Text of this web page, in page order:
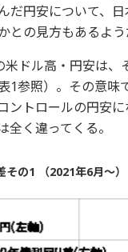
だ円安について、
との見方もあるよ
ドル高・円安は
1参照）。その意
ントロールの円安
く違ってくる。
その1 （2021年6月～）